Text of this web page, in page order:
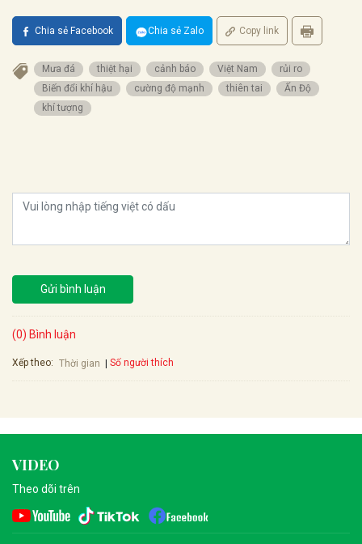
Chia sẻ Facebook Chia sẻ Zalo Copy link
Mưa đá thiệt hại cảnh báo Việt Nam
rủi ro
Biến đổi khí hậu
cường độ mạnh thiên tai
Ấn Độ
khí tượng
Gửi bình luận
(0) Bình luận
Xếp theo: Thời gian Số người thích
VIDEO
Theo dõi trên